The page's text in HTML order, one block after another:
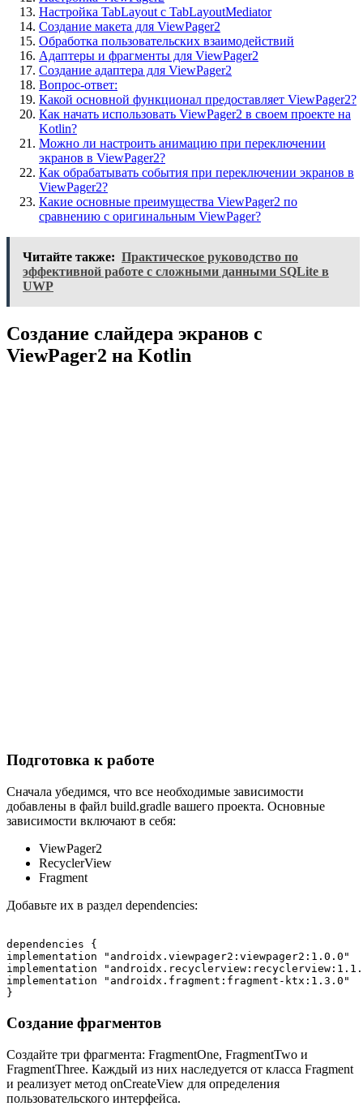
Настройка TabLayout с TabLayoutMediator
Создание макета для ViewPager2
Обработка пользовательских взаимодействий
Адаптеры и фрагменты для ViewPager2
Создание адаптера для ViewPager2
Вопрос-ответ:
Какой основной функционал предоставляет ViewPager2?
Как начать использовать ViewPager2 в своем проекте на
Kotlin?
Можно ли настроить анимацию при переключении
экранов в ViewPager2?
Как обрабатывать события при переключении экранов в
ViewPager2?
Какие основные преимущества ViewPager2 по
сравнению с оригинальным ViewPager?
Читайте также: Практическое руководство по
эффективной работе с сложными данными SQLite в
UWP
Создание слайдера экранов с
ViewPager2 на Kotlin
Подготовка к работе
Сначала убедимся, что все необходимые зависимости
добавлены в файл build.gradle вашего проекта. Основные
зависимости включают в себя:
ViewPager2
RecyclerView
Fragment
Добавьте их в раздел dependencies:
dependencies {
implementation "androidx.viewpager2:viewpager2:1.0.0"
implementation
implementation "androidx.fragment:fragment-ktx:1.3.0"
Создание фрагментов
Создайте три фрагмента: FragmentOne, FragmentTwo и
FragmentThree. Каждый из них наследуется от класса Fragment
и реализует метод onCreateView для определения
пользовательского интерфейса.